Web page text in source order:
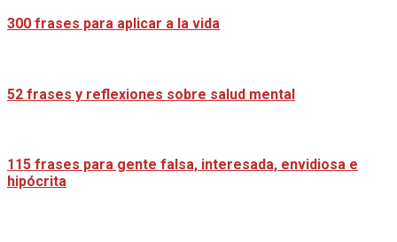
300 frases para aplicar a la vida
52 frases y reflexiones sobre salud mental
115 frases para gente falsa, interesada, envidiosa e
hipócrita